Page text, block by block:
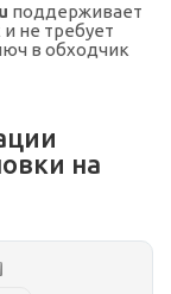
поддерживает
не требует
в обходчик
на